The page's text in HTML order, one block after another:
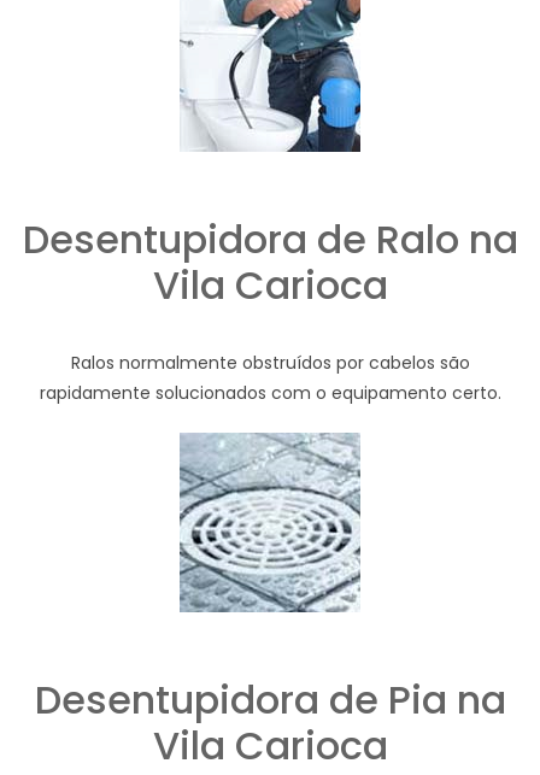
Desentupidora de Ralo na
Vila Carioca
Ralos normalmente obstruídos por cabelos são
rapidamente solucionados com o equipamento certo.
Desentupidora de Pia na
Vila Carioca